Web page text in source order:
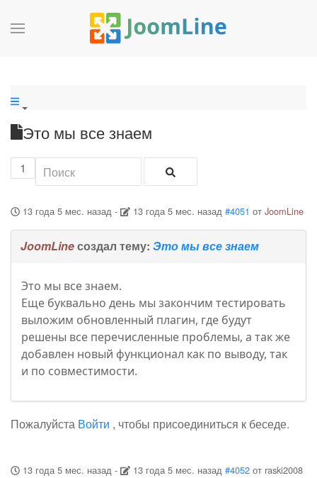
Это мы все знаем
1
13 года 5 мес. назад- 13 года 5 мес. назад #4051 отJoomLine
JoomLineсоздал тему: Это мы все знаем
Это мы все знаем.
Еще буквально день мы закончим тестировать
выложим обновленный плагин, где будут
решены все перечисленные проблемы, а так же
добавлен новый функционал как по выводу, так
и по совместимости.
Пожалуйста Войти , чтобы присоединиться к беседе.
13 года 5 мес. назад- 13 года 5 мес. назад #4052 от raski2008